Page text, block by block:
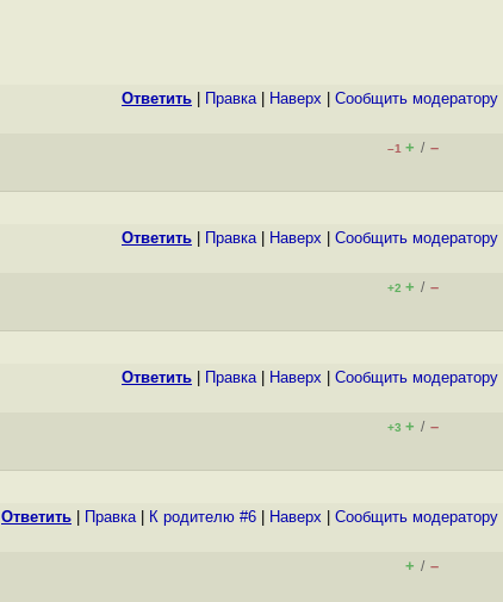
Ответить Правка| Наверх Cообщить модератору
–1 + / –
Ответить Правка| Наверх Cообщить модератору
+2 + / –
Ответить Правка| Наверх Cообщить модератору
+3 + / –
Ответить Правка| К родителю #6 Наверх Cообщить модератору
+ / –